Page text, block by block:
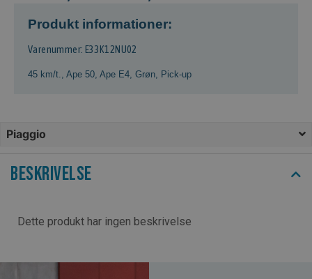
Produkt informationer:
Varenummer: E33K12NU02
45 km/t. Ape 50 Ape E4 Grøn Pick-up
Piaggio
Beskrivelse
Dette produkt har ingen beskrivelse